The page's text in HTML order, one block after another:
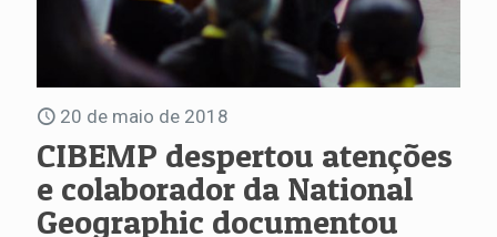
20 de maio de 2018
CIBEMP despertou atenções
e colaborador da National
Geographic documentou